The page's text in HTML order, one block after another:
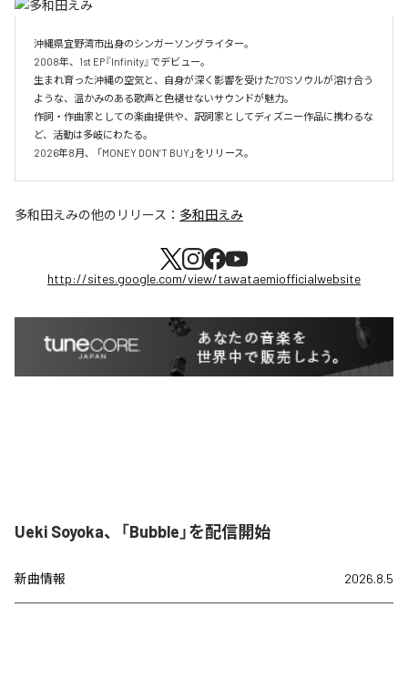
沖縄県宜野湾市出身のシンガーソングライター。
2008年、1st EP『Infinity』でデビュー。
生まれ育った沖縄の空気と、自身が深く影響を受けた70’Sソウルが溶け合う
ような、温かみのある歌声と色褪せないサウンドが魅力。
作詞・作曲家としての楽曲提供や、訳詞家としてディズニー作品に携わるな
ど、活動は多岐にわたる。
2026年8月、 「MONEY DON’T BUY」をリリース。
多和田えみの他のリリース： 多和田えみ
http://sites.google.com/view/tawataemiofficialwebsite
Ueki Soyoka、「Bubble」を配信開始
新曲情報 2026.8.5